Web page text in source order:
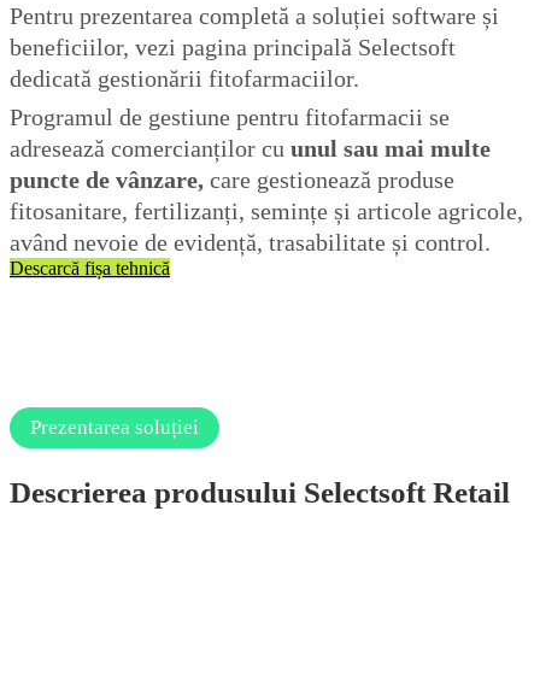
Pentru prezentarea completă a soluției software și
beneficiilor, vezi pagina principală Selectsoft
dedicată gestionării fitofarmaciilor.
Programul de gestiune pentru fitofarmacii se
adresează comercianților cu unul sau mai multe
puncte de vânzare, care gestionează produse
fitosanitare, fertilizanți, semințe și articole agricole,
având nevoie de evidență, trasabilitate și control.
Descarcă fișa tehnică
Prezentarea soluției
Descrierea produsului Selectsoft Retail